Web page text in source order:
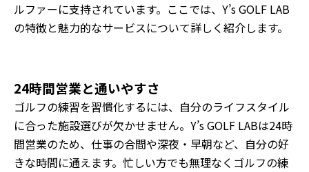
ルファーに支持されています。ここでは、Y’s GOLF LAB
の特徴と魅力的なサービスについて詳しく紹介します。
24時間営業と通いやすさ
ゴルフの練習を習慣化するには、自分のライフスタイル
に合った施設選びが欠かせません。Y’s GOLF LABは24時
間営業のため、仕事の合間や深夜・早朝など、自分の好
きな時間に通えます。忙しい方でも無理なくゴルフの練